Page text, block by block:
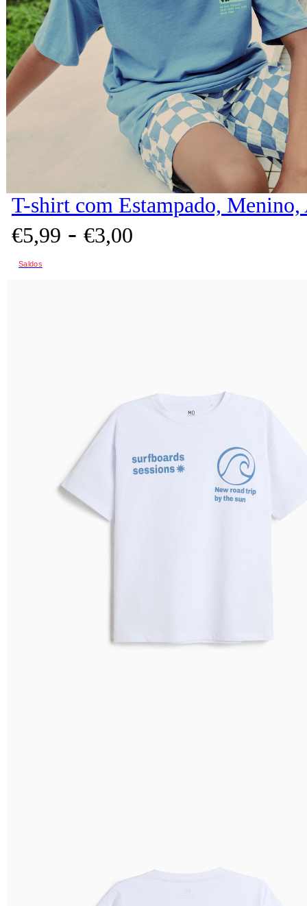
T-shirt com Estampado,
€5,99 - €3,00
Saldos